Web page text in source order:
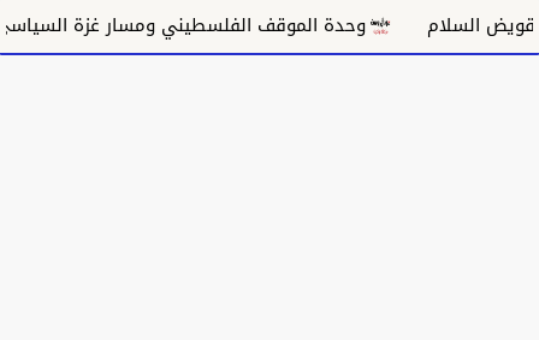
وحدة الموقف الفلسطيني ومسار غزة السياسي